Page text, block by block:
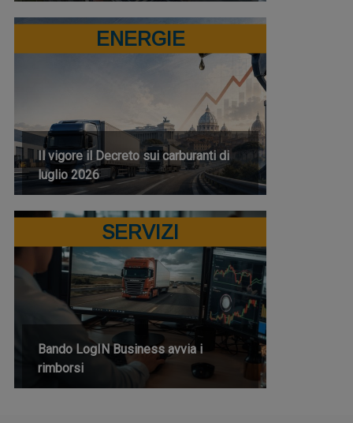
ENERGIE
Il vigore il Decreto sui carburanti di
luglio 2026
SERVIZI
Bando LogIN Business avvia i
rimborsi